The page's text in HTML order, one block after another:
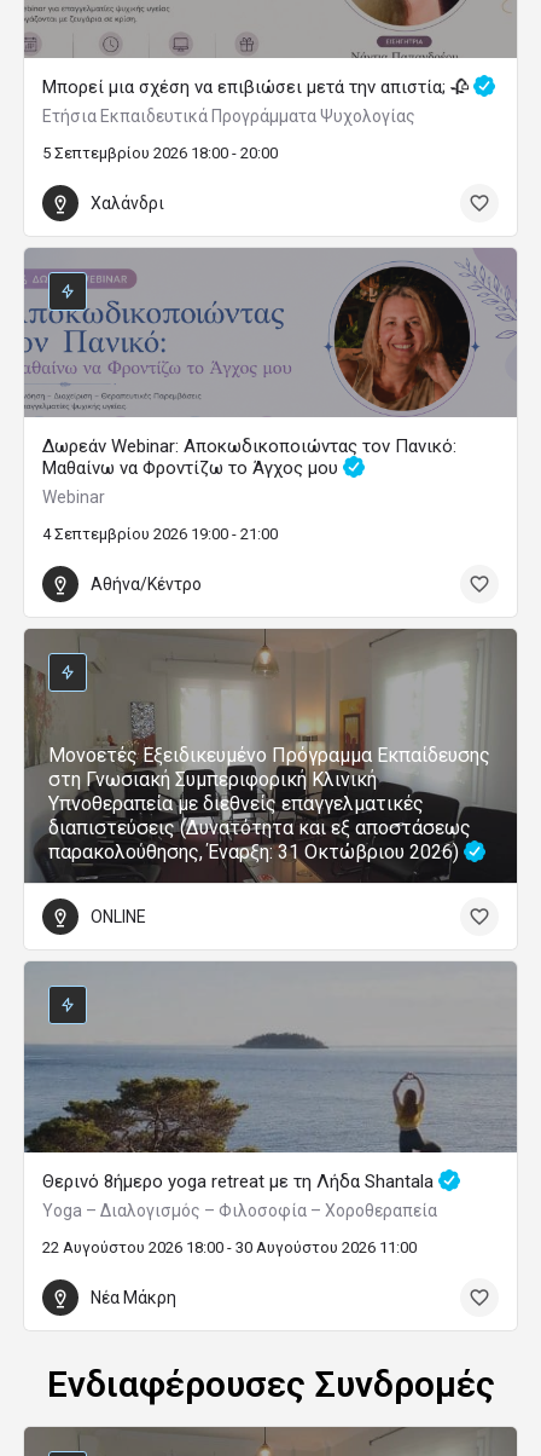
Μπορεί μια σχέση να επιβιώσει μετά την απιστία; 🥀
Ετήσια Εκπαιδευτικά Προγράμματα Ψυχολογίας
5 Σεπτεμβρίου 2026 18:00 - 20:00
Χαλάνδρι
Δωρεάν Webinar: Αποκωδικοποιώντας τον Πανικό:
Μαθαίνω να Φροντίζω το Άγχος μου
Webinar
4 Σεπτεμβρίου 2026 19:00 - 21:00
Αθήνα/Κέντρο
Μονοετές Εξειδικευμένο Πρόγραμμα Εκπαίδευσης
στη Γνωσιακή Συμπεριφορική Κλινική
Υπνοθεραπεία με διεθνείς επαγγελματικές
διαπιστεύσεις (Δυνατότητα και εξ αποστάσεως
παρακολούθησης, Έναρξη: 31 Οκτώβριου 2026)
ONLINE
Θερινό 8ήμερο yoga retreat με τη Λήδα Shantala
Yoga – Διαλογισμός – Φιλοσοφία – Χοροθεραπεία
22 Αυγούστου 2026 18:00 - 30 Αυγούστου 2026 11:00
Νέα Μάκρη
Ενδιαφέρουσες Συνδρομές